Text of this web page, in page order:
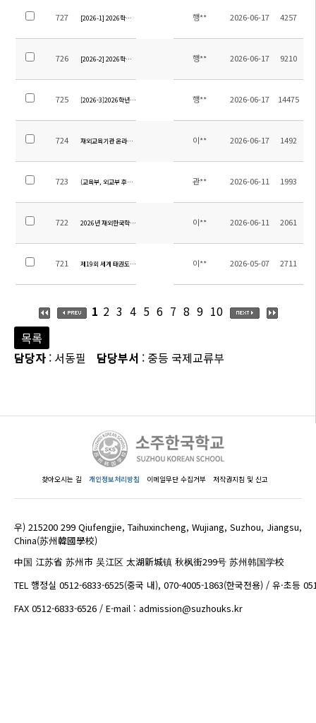
727 [2026-1] 2026학년도 9학년 졸업여행 위탁용역 업체 선정을 위한 입찰 공고
행** 2026-06-17 4257
726 [2026-2] 2026학년도 12학년 졸업여행 위탁용역 업체 선정을 위한 입찰 공고
행** 2026-06-17 9210
725 [2026-3]2026학년도 중등 현장체험학습 위탁용역 업체 선정을 위한 입찰 공고
행** 2026-06-17 14475
724 재외교육기관 온라인소식지 제13호 원고모집(7.8.까지)
이** 2026-06-17 1492
723 (교육부, 외교부 후원) 2026 내가 한국바로알리기 주인공 공모전 안내
관** 2026-06-11 1993
722 2026년 재외한국학교 학생 이야기 공모전 안내이** 2026-06-11 2061
721 제19회 세계 태권도 문화엑스포 대회 안내 이** 2026-05-07 2711
1 2 3 4 5 6 7 8 9 10
목록
담당자 : 서동필 담당부서 : 중등 국제교류부
찾아오시는 길 개인정보처리방침 이메일무단 수집거부 저작권지침 및 신고
우) 215200 299 Qiufengjie, Taihuxincheng, Wujiang, Suzhou, Jiangsu,
China(苏州韓國學校)
中国 江苏省 苏州市 吴江区 太湖新城镇 秋枫街299号 苏州韩国学校
TEL 행정실 0512-6833-6525(중국 내), 070-4005-1863(한국전용) / 유·초등
FAX 0512-6833-6526 / E-mail : admission@suzhouks.kr